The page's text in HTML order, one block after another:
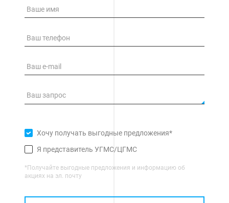
Хочу получать выгодные предложения*
Я представитель УГМС/ЦГМС
*Получайте выгодные предложения и информацию об
акциях на эл. почту